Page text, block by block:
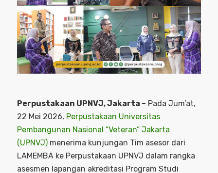
Perpustakaan UPNVJ, Jakarta – Pada Jum’at,
22 Mei 2026, Perpustakaan Universitas
Pembangunan Nasional “Veteran” Jakarta
(UPNVJ) menerima kunjungan Tim asesor dari
LAMEMBA ke Perpustakaan UPNVJ dalam rangka
asesmen lapangan akreditasi Program Studi